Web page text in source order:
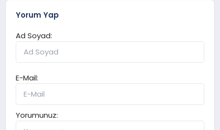
Yorum Yap
Ad Soyad:
E-Mail:
Yorumunuz: